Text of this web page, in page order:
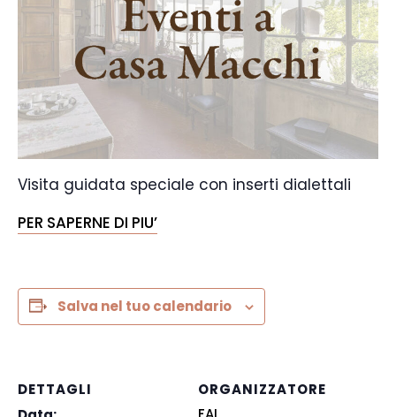
Visita guidata speciale con inserti dialettali
PER SAPERNE DI PIU’
Salva nel tuo calendario
DETTAGLI
ORGANIZZATORE